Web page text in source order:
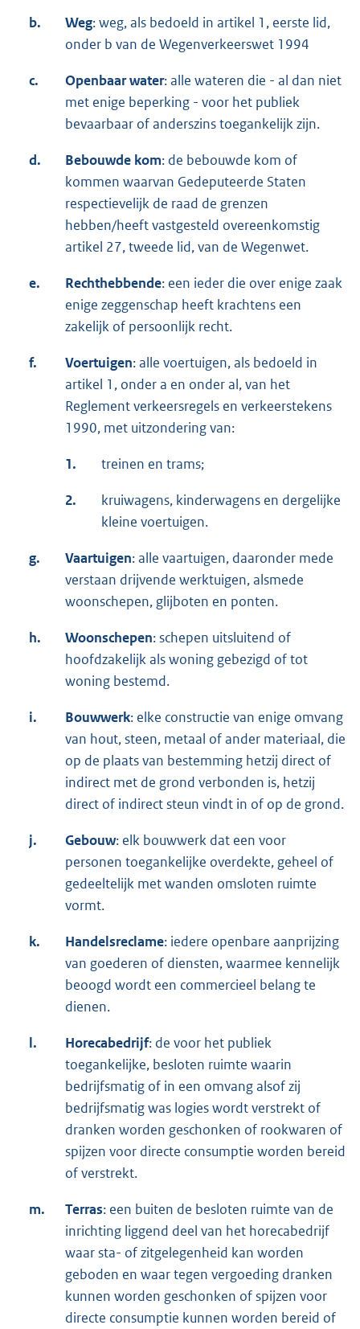
b. Weg: weg, als bedoeld in artikel 1, eerste lid,
onder b van de Wegenverkeerswet 1994
c. Openbaar water: alle wateren die - al dan niet
met enige beperking - voor het publiek
bevaarbaar of anderszins toegankelijk zijn.
d. Bebouwde kom: de bebouwde kom of
kommen waarvan Gedeputeerde Staten
respectievelijk de raad de grenzen
hebben/heeft vastgesteld overeenkomstig
artikel 27, tweede lid, van de Wegenwet.
e. Rechthebbende: een ieder die over enige zaak
enige zeggenschap heeft krachtens een
zakelijk of persoonlijk recht.
f. Voertuigen: alle voertuigen, als bedoeld in
artikel 1, onder a en onder al, van het
Reglement verkeersregels en verkeerstekens
1990, met uitzondering van:
1. treinen en trams;
2.
kruiwagens, kinderwagens en dergelijke
kleine voertuigen.
g. Vaartuigen: alle vaartuigen, daaronder mede
verstaan drijvende werktuigen, alsmede
woonschepen, glijboten en ponten.
h. Woonschepen: schepen uitsluitend of
hoofdzakelijk als woning gebezigd of tot
woning bestemd.
i. Bouwwerk: elke constructie van enige omvang
van hout, steen, metaal of ander materiaal, die
op de plaats van bestemming hetzij direct of
indirect met de grond verbonden is, hetzij
direct of indirect steun vindt in of op de grond.
j. Gebouw: elk bouwwerk dat een voor
personen toegankelijke overdekte, geheel of
gedeeltelijk met wanden omsloten ruimte
vormt.
k. Handelsreclame: iedere openbare aanprijzing
van goederen of diensten, waarmee kennelijk
beoogd wordt een commercieel belang te
dienen.
l. Horecabedrijf: de voor het publiek
toegankelijke, besloten ruimte waarin
bedrijfsmatig of in een omvang alsof zij
bedrijfsmatig was logies wordt verstrekt of
dranken worden geschonken of rookwaren of
spijzen voor directe consumptie worden bereid
of verstrekt.
m. Terras: een buiten de besloten ruimte van de
inrichting liggend deel van het horecabedrijf
waar sta- of zitgelegenheid kan worden
geboden en waar tegen vergoeding dranken
kunnen worden geschonken of spijzen voor
directe consumptie kunnen worden bereid of